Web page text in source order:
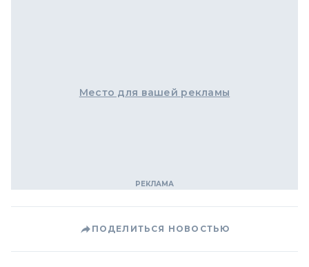
Место для вашей рекламы
ПОДЕЛИТЬСЯ НОВОСТЬЮ